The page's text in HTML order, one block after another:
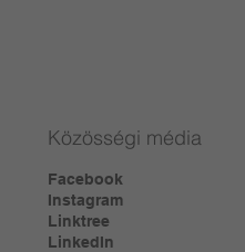
Közösségi média
Facebook
Instagram
Linktree​
LinkedIn